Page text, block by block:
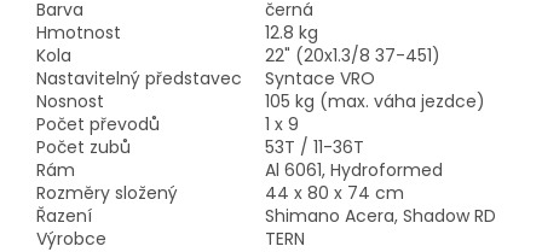
Barva
černá
Hmotnost
12.8 kg
Kola
22" (20x1.3/8 37-451)
Nastavitelný představec
Syntace VRO
Nosnost
105 kg (max. váha jezdce)
Počet převodů
1 x 9
Počet zubů
53T / 11-36T
Rám
Al 6061, Hydroformed
Rozměry složený
44 x 80 x 74 cm
Řazení
Shimano Acera, Shadow RD
Výrobce
TERN